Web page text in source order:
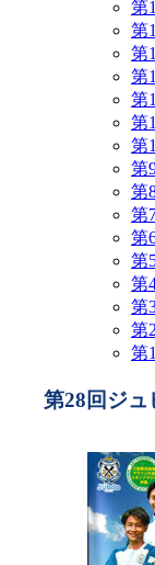
第
第
第
第
第
第
第
第
第
第
第
第
第
第
第
第
第28回ジ